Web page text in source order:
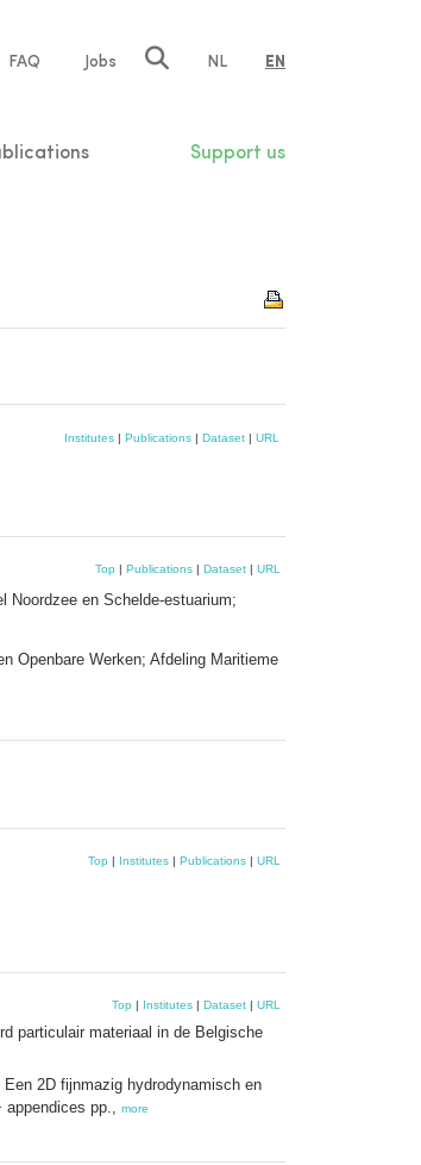
FAQ Jobs NL EN
Support us
Institutes | Publications | Dataset | URL
Top | Publications | Dataset | URL
Noordzee en Schelde-estuarium;
Openbare Werken; Afdeling Maritieme
Top | Institutes | Publications | URL
Top | Institutes | Dataset | URL
particulair materiaal in de Belgische
2D fijnmazig hydrodynamisch en
pp.,
more